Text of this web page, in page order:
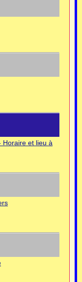
Horaire et lieu à